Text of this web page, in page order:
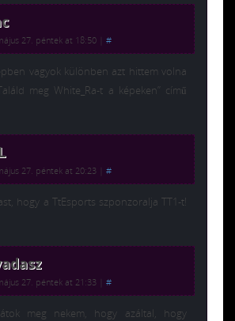
27. péntek at 18:50 #
vagyok különben azt hittem volna
meg White_Ra-t a képeken” című
27. péntek at 20:23 #
hogy a TtEsports szponzoralja TT1-t!
27. péntek at 21:33 #
meg nekem, hogy azáltal, hogy